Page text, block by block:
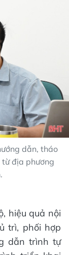
dẫn, tháo
từ địa phương
hiệu quả nội
trì, phối hợp
dẫn trình tự